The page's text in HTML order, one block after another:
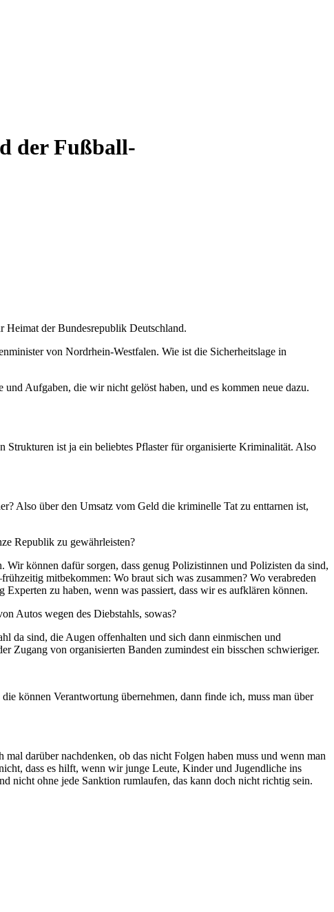
der Fußball-
Heimat der Bundesrepublik Deutschland.
von Nordrhein-Westfalen. Wie ist die Sicherheitslage in
Aufgaben, die wir nicht gelöst haben, und es kommen neue dazu.
ist ja ein beliebtes Pflaster für organisierte Kriminalität. Also
Also über den Umsatz vom Geld die kriminelle Tat zu enttarnen ist,
Republik zu gewährleisten?
können dafür sorgen, dass genug Polizistinnen und Polizisten da sind,
mitbekommen: Wo braut sich was zusammen? Wo verabreden
zu haben, wenn was passiert, dass wir es aufklären können.
Autos wegen des Diebstahls, sowas?
da sind, die Augen offenhalten und sich dann einmischen und
Zugang von organisierten Banden zumindest ein bisschen schwieriger.
können Verantwortung übernehmen, dann finde ich, muss man über
darüber nachdenken, ob das nicht Folgen haben muss und wenn man
dass es hilft, wenn wir junge Leute, Kinder und Jugendliche ins
nicht ohne jede Sanktion rumlaufen, das kann doch nicht richtig sein.